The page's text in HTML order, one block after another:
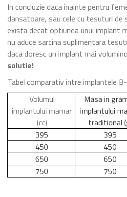
In concluzie daca inainte pentru
dansatoare, sau cele cu tesuturi de
exista decat optiunea unui implant
nu aduce sarcina suplimentara
daca doresc un implant mai
solutie!
Tabel comparativ intre implantele
Volumul
implantului mamar
(cc)
Masa in
implantului
traditional
395 395
450
450
650
650
750
750